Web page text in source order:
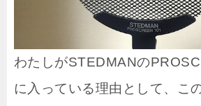
わたしがSTEDMANの
に入っている理由として、こ